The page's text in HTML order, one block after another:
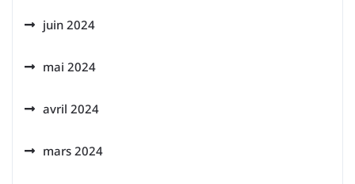
juin 2024
mai 2024
avril 2024
mars 2024